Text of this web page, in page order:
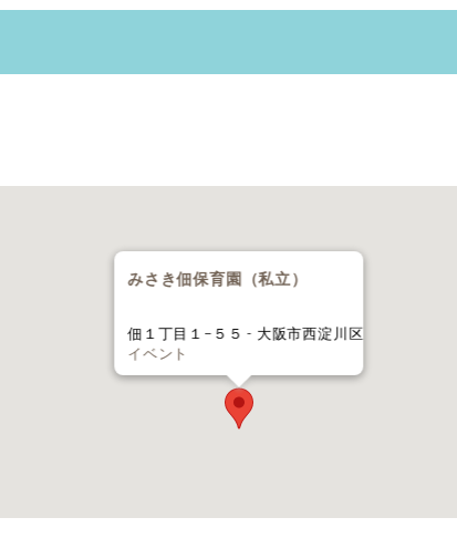
みさき佃保育園（私立）
佃１丁目１−５５ - 大阪市西淀川区
イベント